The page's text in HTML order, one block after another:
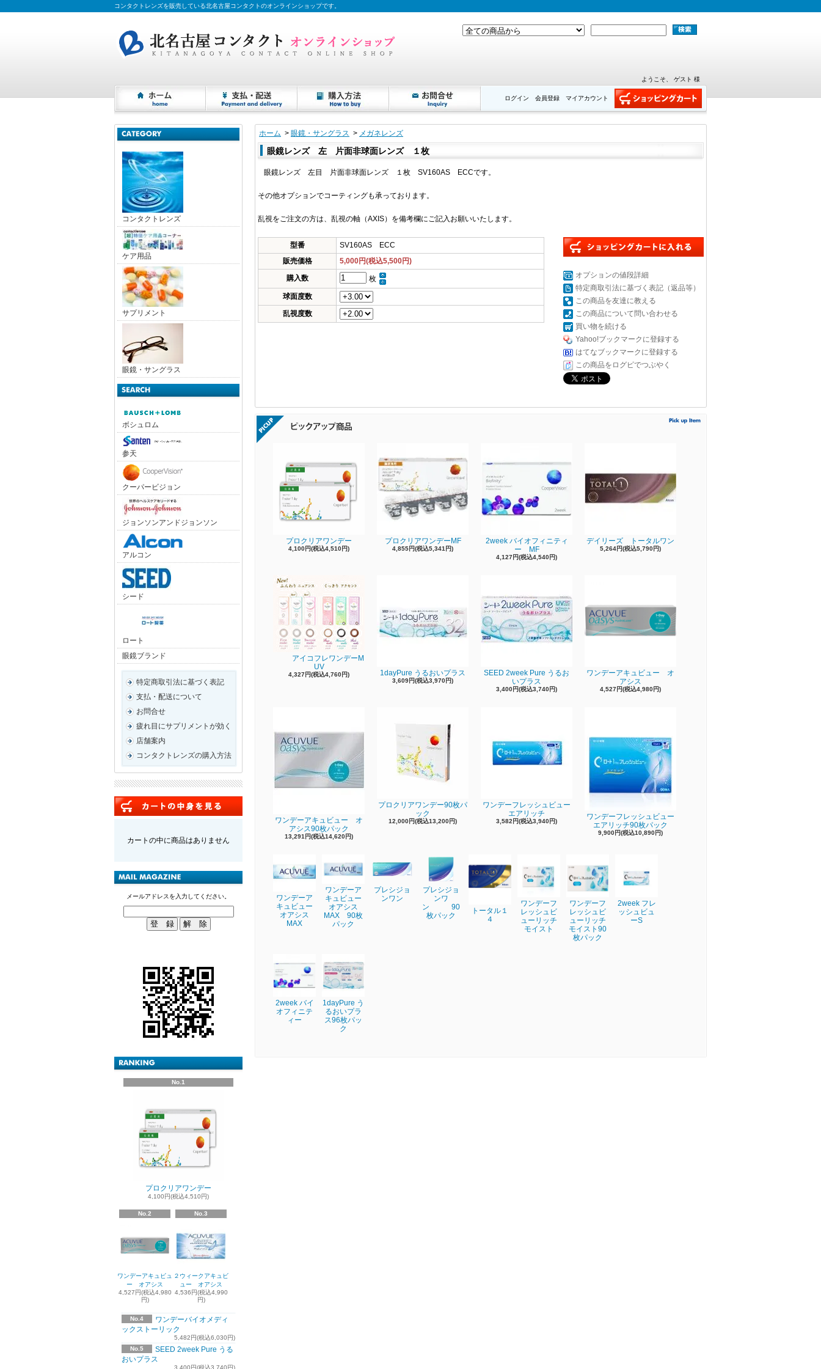
コンタクトレンズを販売している北名古屋コンタクトのオンラインショップです。
ようこそ、 ゲスト 様
マイアカウント
会員登録
ログイン
コンタクトレンズ
ケア用品
サプリメント
眼鏡・サングラス
ボシュロム
参天
クーパービジョン
ジョンソンアンドジョンソン
アルコン
シード
ロート
眼鏡ブランド
特定商取引法に基づく表記
支払・配送について
お問合せ
疲れ目にサプリメントが効く
店舗案内
コンタクトレンズの購入方法
カートの中に商品はありません
メールアドレスを入力してください。
No.1
プロクリアワンデー
4,100円(税込4,510円)
No.2
ワンデーアキュビュ
ー オアシス
4,527円(税込4,980
円)
No.3
２ウィークアキュビ
ュー オアシス
4,536円(税込4,990
円)
No.4
ワンデーバイオメディ
ックストーリック
5,482円(税込6,030円)
No.5
SEED 2week Pure うる
おいプラス
3,400円(税込3,740円)
ホーム > 眼鏡・サングラス > メガネレンズ
眼鏡レンズ 左 片面非球面レンズ １枚
眼鏡レンズ 左目 片面非球面レンズ １枚 SV160AS ECCです。
その他オプションでコーティングも承っております。
乱視をご注文の方は、乱視の軸（AXIS）を備考欄にご記入お願いいたします。
型番
SV160AS ECC
販売価格
5,000円(税込5,500円)
購入数
枚
球面度数
乱視度数
オプションの値段詳細
特定商取引法に基づく表記（返品等）
この商品を友達に教える
この商品について問い合わせる
買い物を続ける
Yahoo!ブックマークに登録する
はてなブックマークに登録する
この商品をログピでつぶやく
プロクリアワンデー
4,100円(税込4,510円)
プロクリアワンデーMF
4,855円(税込5,341円)
2week バイオフィニティ
ー MF
4,127円(税込4,540円)
デイリーズ トータルワン
5,264円(税込5,790円)
アイコフレワンデーM
UV
4,327円(税込4,760円) 1dayPure うるおいプラス
3,609円(税込3,970円)
SEED 2week Pure うるお
いプラス
3,400円(税込3,740円)
ワンデーアキュビュー オ
アシス
4,527円(税込4,980円)
ワンデーアキュビュー オ
アシス90枚パック
13,291円(税込14,620円)
プロクリアワンデー90枚パ
ック
12,000円(税込13,200円)
ワンデーフレッシュビュー
エアリッチ
3,582円(税込3,940円)
ワンデーフレッシュビュー
エアリッチ90枚パック
9,900円(税込10,890円)
ワンデーア
キュビュー
オアシス
MAX
ワンデーア
キュビュー
オアシス
MAX 90枚
パック
プレシジョ
ンワン
プレシジョ
ンワ
ン 90
枚パック
トータル１
４
ワンデーフ
レッシュビ
ューリッチ
モイスト
ワンデーフ
レッシュビ
ューリッチ
モイスト90
枚パック
2week フレ
ッシュビュ
ーS
2week バイ
オフィニテ
ィー
1dayPure う
るおいプラ
ス96枚パッ
ク